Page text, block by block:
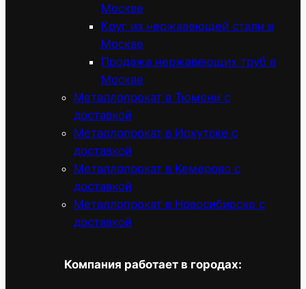
Москве
Круг из нержавеющей стали в
Москве
Продажа нержавеющих труб в
Москве
Металлопрокат в Тюмени с
доставкой
Металлопрокат в Иркутске с
доставкой
Металлопрокат в Кемерово с
доставкой
Металлопрокат в Новосибирске с
доставкой
Компания работает в городах: